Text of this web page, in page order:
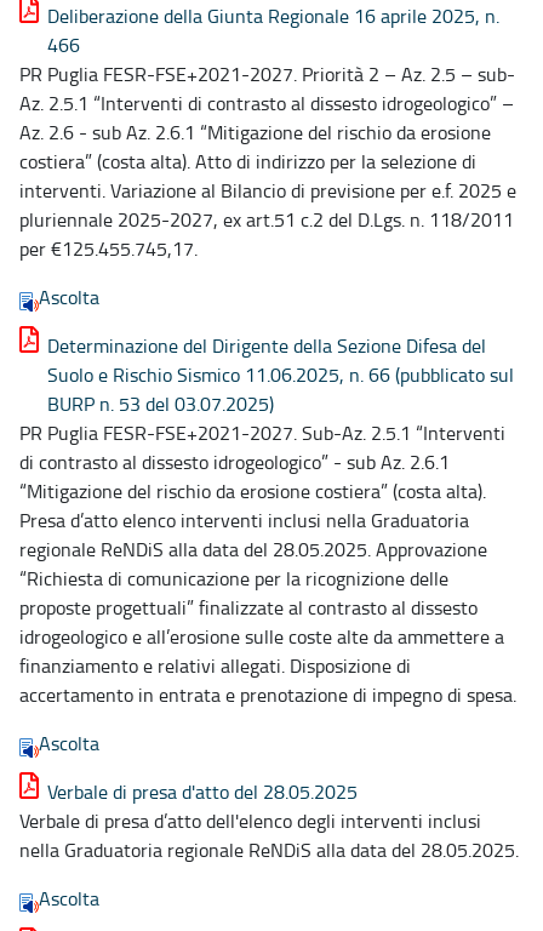
Deliberazione della Giunta Regionale 16 aprile 2025, n.
466
PR Puglia FESR-FSE+2021-2027. Priorità 2 – Az. 2.5 – sub-
Az. 2.5.1 “Interventi di contrasto al dissesto idrogeologico” –
Az. 2.6 - sub Az. 2.6.1 “Mitigazione del rischio da erosione
costiera” (costa alta). Atto di indirizzo per la selezione di
interventi. Variazione al Bilancio di previsione per e.f. 2025 e
pluriennale 2025-2027, ex art.51 c.2 del D.Lgs. n. 118/2011
per €125.455.745,17.
Ascolta
Determinazione del Dirigente della Sezione Difesa del
Suolo e Rischio Sismico 11.06.2025, n. 66 (pubblicato sul
BURP n. 53 del 03.07.2025)
PR Puglia FESR-FSE+2021-2027. Sub-Az. 2.5.1 “Interventi
di contrasto al dissesto idrogeologico” - sub Az. 2.6.1
“Mitigazione del rischio da erosione costiera” (costa alta).
Presa d’atto elenco interventi inclusi nella Graduatoria
regionale ReNDiS alla data del 28.05.2025. Approvazione
“Richiesta di comunicazione per la ricognizione delle
proposte progettuali” finalizzate al contrasto al dissesto
idrogeologico e all’erosione sulle coste alte da ammettere a
finanziamento e relativi allegati. Disposizione di
accertamento in entrata e prenotazione di impegno di spesa.
Ascolta
Verbale di presa d'atto del 28.05.2025
Verbale di presa d’atto dell'elenco degli interventi inclusi
nella Graduatoria regionale ReNDiS alla data del 28.05.2025.
Ascolta